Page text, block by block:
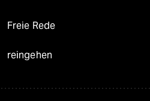
Freie Rede
reingehen